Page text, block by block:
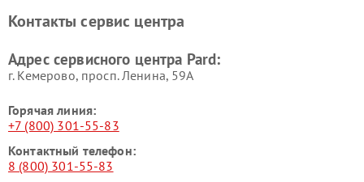
Контакты сервис центра
Адрес сервисного центра Pard:
г. Кемерово, просп. Ленина, 59А
Горячая линия:
+7 (800) 301-55-83
Контактный телефон:
8 (800) 301-55-83